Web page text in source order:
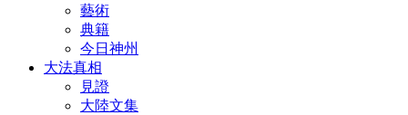
藝術
典籍
今日神州
大法真相
見證
大陸文集